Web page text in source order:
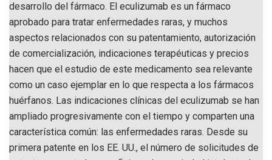
desarrollo del fármaco. El eculizumab es un fármaco
aprobado para tratar enfermedades raras, y muchos
aspectos relacionados con su patentamiento, autorización
de comercialización, indicaciones terapéuticas y precios
hacen que el estudio de este medicamento sea relevante
como un caso ejemplar en lo que respecta a los fármacos
huérfanos. Las indicaciones clínicas del eculizumab se han
ampliado progresivamente con el tiempo y comparten una
característica común: las enfermedades raras. Desde su
primera patente en los EE. UU., el número de solicitudes de